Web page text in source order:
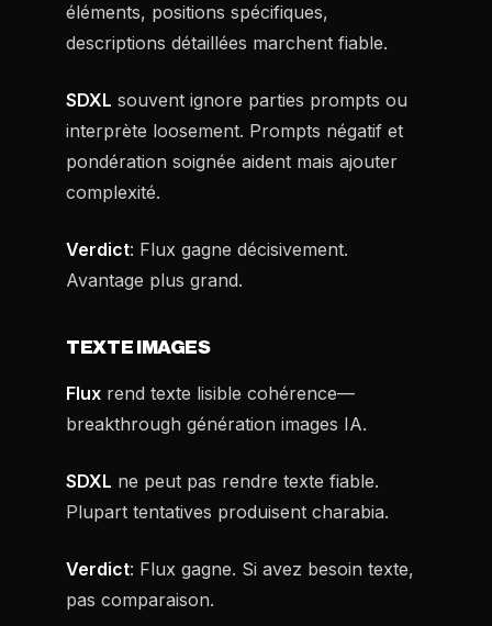
éléments, positions spécifiques,
descriptions détaillées marchent fiable.
SDXL souvent ignore parties prompts ou
interprète loosement. Prompts négatif et
pondération soignée aident mais ajouter
complexité.
Verdict: Flux gagne décisivement.
Avantage plus grand.
TEXTE IMAGES
Flux rend texte lisible cohérence—
breakthrough génération images IA.
SDXL ne peut pas rendre texte fiable.
Plupart tentatives produisent charabia.
Verdict: Flux gagne. Si avez besoin texte,
pas comparaison.